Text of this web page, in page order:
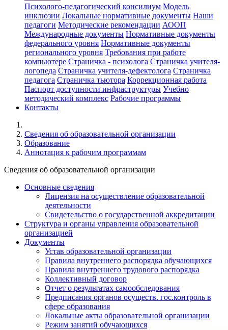
Психолого-педагогический консилиум Модель
инклюзии Локальные нормативные документы Наши
педагоги Методические рекомендации АООП
Международные документы Нормативные документы
федерального уровня Нормативные документы
регионального уровня Требования при работе
компьютере Страничка - психолога Страничка учителя-
логопеда Страничка учителя-дефектолога Страничка
педагога Страничка тьютора Коррекционная работа
Паспорт доступности инфраструктуры Учебно
методический комплекс Рабочие программы
Контакты
Cведения об образовательной организации
Образование
Аннотация к рабочим программам
Cведения об образовательной организации
Основные сведения
Лицензия на осуществление образовательной
деятельности
Свидетельство о государственной аккредитации
Структура и органы управления образовательной
организацией
Документы
Устав образовательной организации
Правила внутреннего распорядка обучающихся
Правила внутреннего трудового распорядка
Коллективный договор
Отчет о результатах самообследования
Предписания органов осуществ. гос.контроль в
сфере образования
Локальные акты образовательной организации
Режим занятий обучающихся